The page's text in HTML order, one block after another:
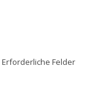
Erforderliche Felder